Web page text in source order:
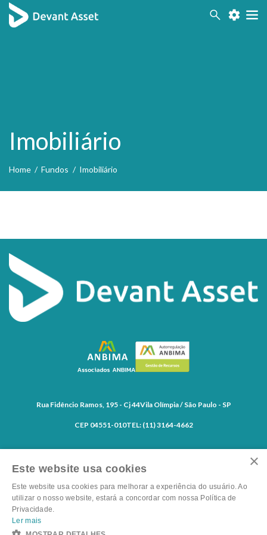
Imobiliário
Home / Fundos / Imobiliário
Rua Fidêncio Ramos, 195 - Cj 44Vila Olímpia / São Paulo - SP
CEP 04551-010TEL: (11) 3164-4662
×
Este website usa cookies
Este website usa cookies para melhorar a experiência do usuário. Ao
utilizar o nosso website, estará a concordar com nossa Política de
Privacidade.
Ler mais